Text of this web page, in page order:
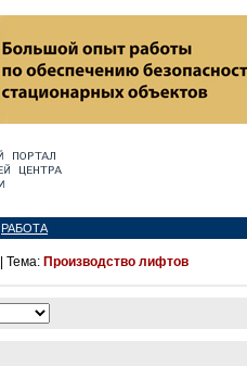
РАБОТА
| Тема: Производство лифтов